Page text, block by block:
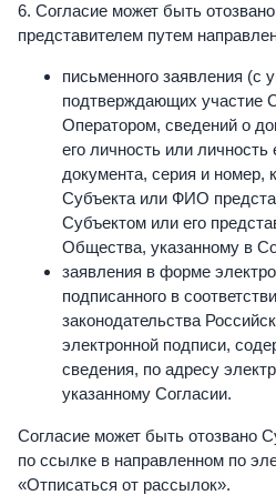
6. Согласие может быть
представителем путем
письменного заявления (с
подтверждающих участие
Оператором, сведений о
его личность или личность
документа, серия и
Субъекта или ФИО
Субъектом или его
Общества, указанному в
заявления в форме
подписанного в
законодательства
электронной подписи,
сведения, по адресу
указанному Согласии.
Согласие может быть отозвано
по ссылке в направленном по
«Отписаться от рассылок».